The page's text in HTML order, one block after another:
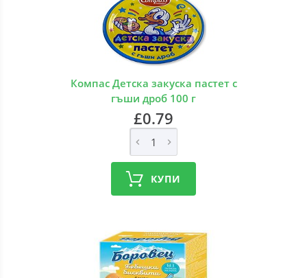
Компас Детска закуска пастет с
гъши дроб 100 г
£0.79
КУПИ